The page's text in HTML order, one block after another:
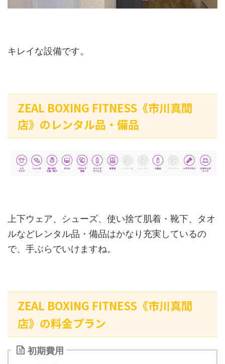
キレイな設備です。
ZEAL BOXING FITNESS《市川真間
店》のレンタル品・備品
上下ウェア、シューズ、使い捨て肌着・靴下、タオ
ルなどレンタル品・備品はかなり充実しているの
で、手ぶらでいけますね。
ZEAL BOXING FITNESS《市川真間
店》の料金プラン
初期費用